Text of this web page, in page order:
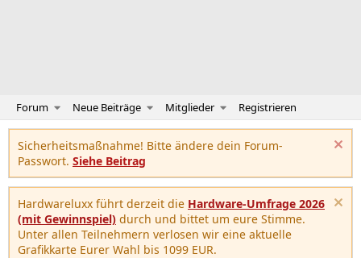
Forum Neue Beiträge Mitglieder Registrieren
Sicherheitsmaßnahme! Bitte ändere dein Forum-
Passwort. Siehe Beitrag
Hardwareluxx führt derzeit die Hardware-Umfrage 2026
(mit Gewinnspiel) durch und bittet um eure Stimme.
Unter allen Teilnehmern verlosen wir eine aktuelle
Grafikkarte Eurer Wahl bis 1099 EUR.